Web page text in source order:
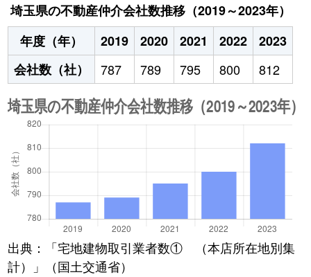
埼玉県の不動産仲介会社数推移（2019～2023年）
年度（年）
2019 2020 2021 2022
2023
会社数（社）
787 789 795 800 812
出典：「宅地建物取引業者数① （本店所在地別集
計）」（国土交通省）